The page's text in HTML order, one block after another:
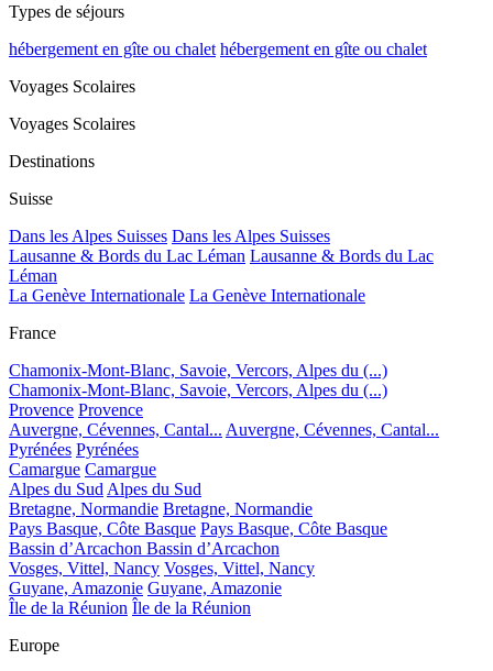
Types de séjours
hébergement en gîte ou chalet hébergement en gîte ou chalet
Voyages Scolaires
Voyages Scolaires
Destinations
Suisse
Dans les Alpes Suisses Dans les Alpes Suisses
Lausanne & Bords du Lac Léman Lausanne & Bords du Lac
Léman
La Genève Internationale La Genève Internationale
France
Chamonix-Mont-Blanc, Savoie, Vercors, Alpes du (...)
Chamonix-Mont-Blanc, Savoie, Vercors, Alpes du (...)
Provence Provence
Auvergne, Cévennes, Cantal... Auvergne, Cévennes, Cantal...
Pyrénées Pyrénées
Camargue Camargue
Alpes du Sud Alpes du Sud
Bretagne, Normandie Bretagne, Normandie
Pays Basque, Côte Basque Pays Basque, Côte Basque
Bassin d’Arcachon Bassin d’Arcachon
Vosges, Vittel, Nancy Vosges, Vittel, Nancy
Guyane, Amazonie Guyane, Amazonie
Île de la Réunion Île de la Réunion
Europe